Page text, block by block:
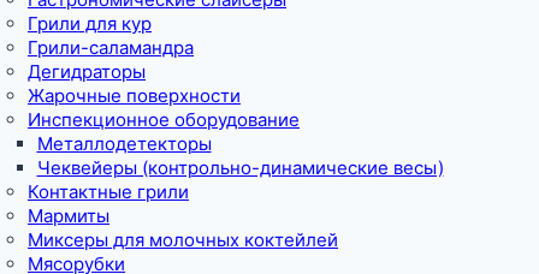
Грили для кур
Грили-саламандра
Дегидраторы
Жарочные поверхности
Инспекционное оборудование
Металлодетекторы
Чеквейеры (контрольно-динамические весы)
Контактные грили
Мармиты
Миксеры для молочных коктейлей
Мясорубки